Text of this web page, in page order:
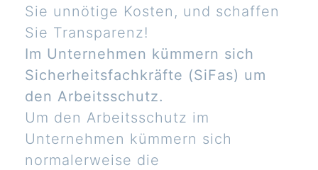
Sie unnötige Kosten, und schaffen
Sie Transparenz!
Im Unternehmen kümmern sich
Sicherheitsfachkräfte (SiFas) um
den Arbeitsschutz.
Um den Arbeitsschutz im
Unternehmen kümmern sich
normalerweise die